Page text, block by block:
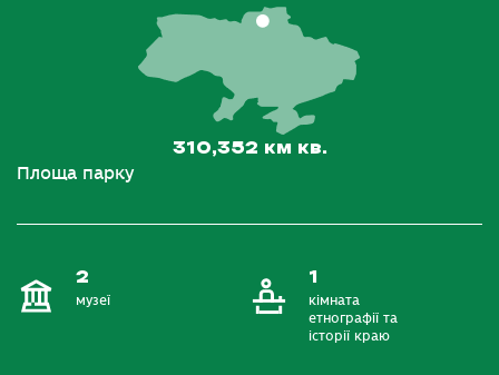
310,352 км кв.
Площа парку
2
музеї
1
кімната
етнографії та
історії краю